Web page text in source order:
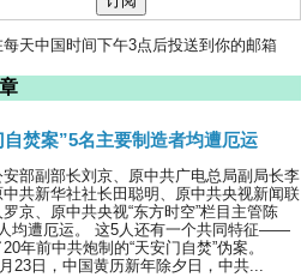
每天中国时间下午3点后投送到你的邮箱
自焚案”5名主要制造者均遭厄运
安部副部长刘京、原中共广电总局副局长李
中共新华社社长田聪明、原中共央视新闻联
京、原中共央视“东方时空”栏目主管陈
均遭厄运。 这5人还有一个共同特征——
年前中共炮制的“天安门自焚”伪案。
23日，中国黄历新年除夕日，中共...